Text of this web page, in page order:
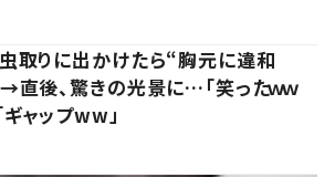
取りに出かけたら“胸元に違和
直後、驚きの光景に…「笑ったｗｗ
ギャップww」